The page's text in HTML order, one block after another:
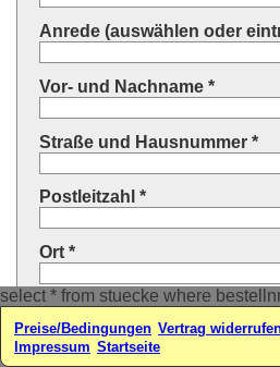
select * from stuecke where
Anrede (auswählen oder
Vor- und Nachname *
Straße und Hausnummer *
Postleitzahl *
Ort *
Land * (auswählen oder
Ihre E-Mail-Adresse*
Preise/Bedingungen Vertrag
Impressum Startseite